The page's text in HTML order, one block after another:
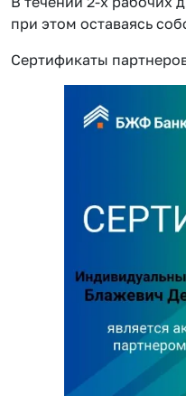
при этом оставаясь
Сертификаты